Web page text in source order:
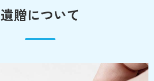
遺贈について